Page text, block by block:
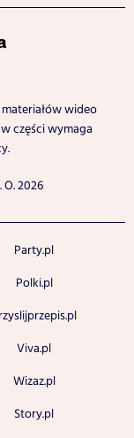
wideo
części wymaga
O. 2026
Party.pl
Polki.pl
Viva.pl
Wizaz.pl
Story.pl